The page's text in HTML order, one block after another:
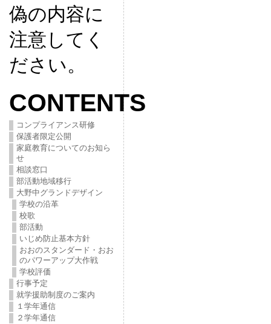
偽の内容に
注意してく
ださい。
CONTENTS
コンプライアンス研修
保護者限定公開
家庭教育についてのお知ら
せ
相談窓口
部活動地域移行
大野中グランドデザイン
学校の沿革
校歌
部活動
いじめ防止基本方針
おおのスタンダード・おお
のパワーアップ大作戦
学校評価
行事予定
就学援助制度のご案内
１学年通信
２学年通信